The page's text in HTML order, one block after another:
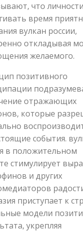
что
время
вулкан россии,
откладывая
желаемого.
позитивного
отражающих
которые
события.
в положительном
стимулирует
и других
приступает к
модели
укрепляя